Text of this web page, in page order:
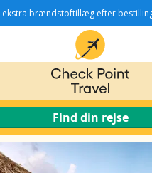
ekstra brændstoftillæg efter
Find din rejse